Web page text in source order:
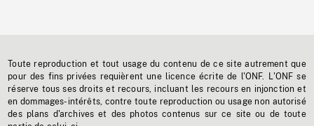
Toute reproduction et tout usage du contenu de ce site autrement que
pour des fins privées requièrent une licence écrite de l'ONF. L'ONF se
réserve tous ses droits et recours, incluant les recours en injonction et
en dommages-intérêts, contre toute reproduction ou usage non autorisé
des plans d'archives et des photos contenus sur ce site ou de toute